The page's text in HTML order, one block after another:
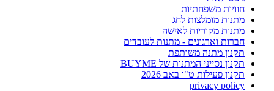
חוויות משפחתיות
מתנות מומלצות לחג
מתנות מקוריות לאישה
חברות וארגונים - מתנות לעובדים
תקנון מתנה משותפת
תקנון נסייני המתנות של BUYME
תקנון פעילות ט"ו באב 2026
privacy policy